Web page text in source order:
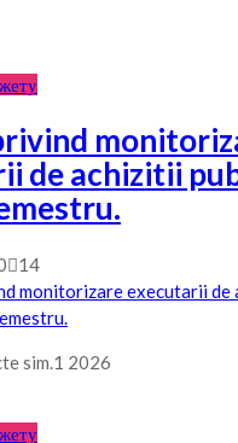
de achizitii
14
sim.1 2026